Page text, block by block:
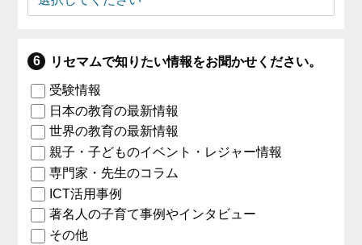
リセマムで知りたい情報をお聞かせください。
受験情報
日本の教育の最新情報
世界の教育の最新情報
親子・子どものイベント・レジャー情報
専門家・先生のコラム
ICT活用事例
著名人の子育て事例やインタビュー
その他